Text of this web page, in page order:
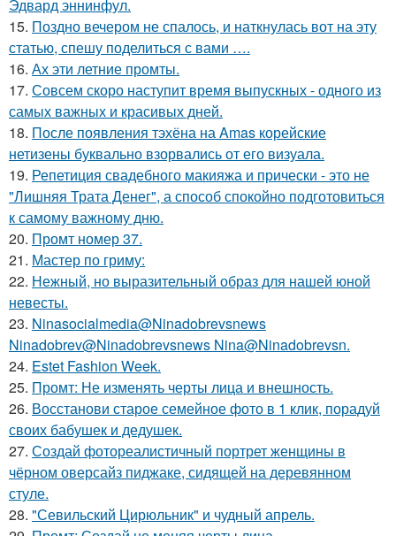
Эдвард эннинфул.
15. Поздно вечером не спалось, и наткнулась вот на эту
статью, спешу поделиться с вами ….
16. Ах эти летние промты.
17. Совсем скоро наступит время выпускных - одного из
самых важных и красивых дней.
18. После появления тэхёна на Amas корейские
нетизены буквально взорвались от его визуала.
19. Репетиция свадебного макияжа и прически - это не
"Лишняя Трата Денег", а способ спокойно подготовиться
к самому важному дню.
20. Промт номер 37.
21. Мастер по гриму:
22. Нежный, но выразительный образ для нашей юной
невесты.
23. Ninasocialmedia@Ninadobrevsnews
Ninadobrev@Ninadobrevsnews Nina@Ninadobrevsn.
24. Estet Fashion Week.
25. Промт: Не изменять черты лица и внешность.
26. Восстанови старое семейное фото в 1 клик, порадуй
своих бабушек и дедушек.
27. Создай фотореалистичный портрет женщины в
чёрном оверсайз пиджаке, сидящей на деревянном
стуле.
28. "Севильский Цирюльник" и чудный апрель.